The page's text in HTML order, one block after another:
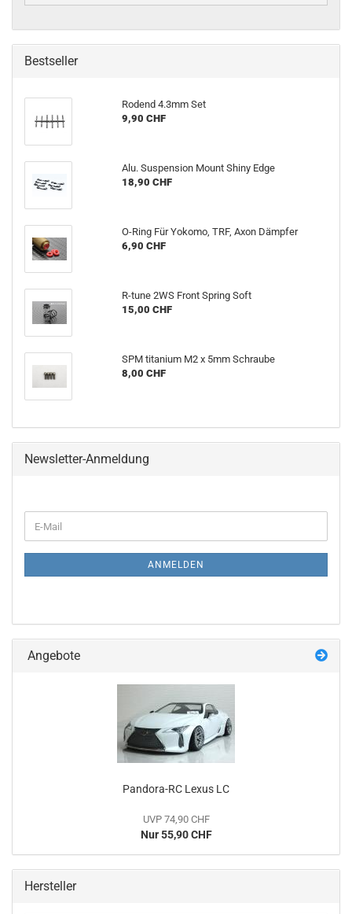
Bestseller
Rodend 4.3mm Set
9,90 CHF
Alu. Suspension Mount Shiny Edge
18,90 CHF
O-Ring Für Yokomo, TRF, Axon Dämpfer
6,90 CHF
R-tune 2WS Front Spring Soft
15,00 CHF
SPM titanium M2 x 5mm Schraube
8,00 CHF
Newsletter-Anmeldung
ZUR
E-
Mail
ANMELDEN
Angebote
Pandora-RC Lexus LC
UVP 74,90 CHF
Nur 55,90 CHF
Hersteller